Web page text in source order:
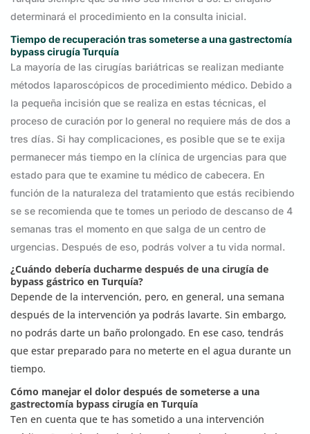
determinará el procedimiento en la consulta inicial.
Tiempo de recuperación tras someterse a una gastrectomía
bypasscirugía Turquía
La mayoría de las cirugías bariátricas se realizan mediante
métodos laparoscópicos de procedimiento médico. Debido a
la pequeña incisión que se realiza en estas técnicas, el
proceso de curación por lo general no requiere más de dos a
tres días. Si hay complicaciones, es posible que se te exija
permanecer más tiempo en la clínica de urgencias para que
estado para que te examine tu médico de cabecera. En
función de la naturaleza del tratamiento que estás recibiendo
se se recomienda que te tomes un periodo de descanso de 4
semanas tras el momento en que salga de un centro de
urgencias. Después de eso, podrás volver a tu vida normal.
¿Cuándo debería ducharme después de una cirugía de
bypass gástrico en Turquía?
Depende de la intervención, pero, en general, una semana
después de la intervención ya podrás lavarte. Sin embargo,
no podrás darte un baño prolongado. En ese caso, tendrás
que estar preparado para no meterte en el agua durante un
tiempo.
Cómo manejar el dolor después de someterse a una
gastrectomía bypass cirugía en Turquía
Ten en cuenta que te has sometido a una intervención